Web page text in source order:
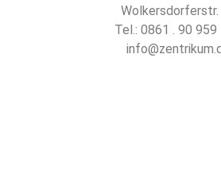
Wolkersdorferstr.
Tel.: 0861 . 90 959